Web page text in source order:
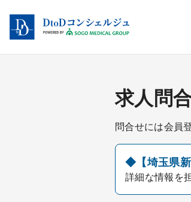
求人問
問合せには会員
◆【埼玉県新
詳細な情報を